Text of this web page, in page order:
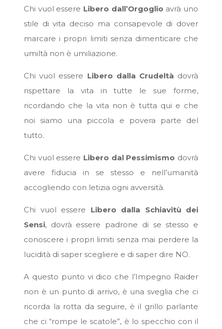
Chi vuol essere Libero dall’Orgoglio avrà uno
stile di vita deciso ma consapevole di dover
marcare i propri limiti senza dimenticare che
umiltà non è umiliazione.
Chi vuol essere Libero dalla Crudeltà dovrà
rispettare la vita in tutte le sue forme,
ricordando che la vita non è tutta qui e che
noi siamo una piccola e povera parte del
tutto.
Chi vuol essere Libero dal Pessimismo dovrà
avere fiducia in se stesso e nell’umanità
accogliendo con letizia ogni avversità.
Chi vuol essere Libero dalla Schiavitù dei
Sensi, dovrà essere padrone di se stesso e
conoscere i propri limiti senza mai perdere la
lucidità di saper scegliere e di saper dire NO.
A questo punto vi dico che l’Impegno Raider
non è un punto di arrivo, è una sveglia che ci
ricorda la rotta da seguire, è il grillo parlante
che ci “rompe le scatole”, è lo specchio con il